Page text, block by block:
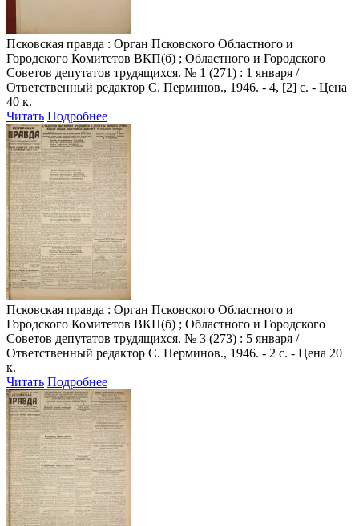
Псковская правда : Орган Псковского Областного и
Городского Комитетов ВКП(б) ; Областного и Городского
Советов депутатов трудящихся. № 1 (271) : 1 января /
Ответственный редактор С. Перминов., 1946. - 4, [2] с. - Цена
40 к.
Читать Подробнее
Псковская правда : Орган Псковского Областного и
Городского Комитетов ВКП(б) ; Областного и Городского
Советов депутатов трудящихся. № 3 (273) : 5 января /
Ответственный редактор С. Перминов., 1946. - 2 с. - Цена 20
к.
Читать Подробнее